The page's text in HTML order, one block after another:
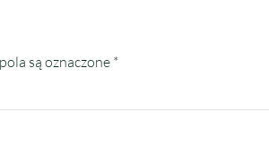
są oznaczone *